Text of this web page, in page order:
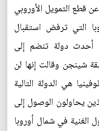
قطع التمويل الأوروبي
التي ترفض استقبال
أحدث دولة تنضم إلى
شينجن وقالت إنها لن
هي الدولة التالية
يحاولون الوصول إلى
الغنية في شمال أوروبا